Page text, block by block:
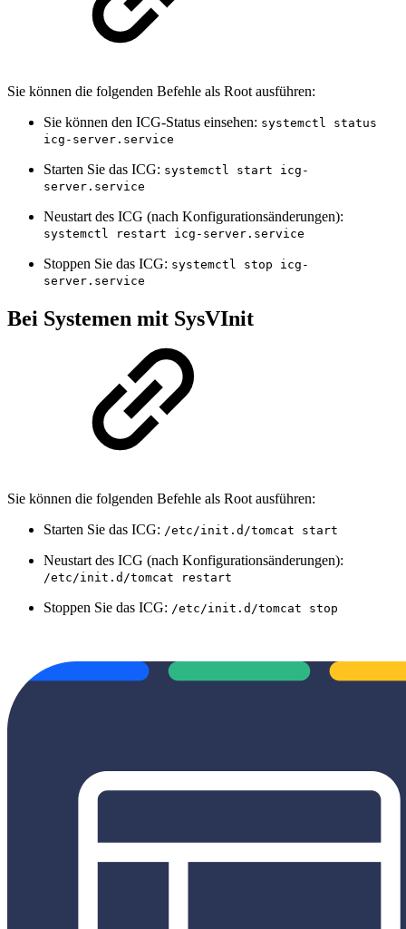
Sie können die folgenden Befehle als Root ausführen:
Sie können den ICG-Status einsehen: systemctl status
icg-server.service
Starten Sie das ICG: systemctl start icg-
server.service
Neustart des ICG (nach Konfigurationsänderungen):
systemctl restart icg-server.service
Stoppen Sie das ICG: systemctl stop icg-
server.service
Bei Systemen mit SysVInit
Sie können die folgenden Befehle als Root ausführen:
Starten Sie das ICG: /etc/init.d/tomcat start
Neustart des ICG (nach Konfigurationsänderungen):
/etc/init.d/tomcat restart
Stoppen Sie das ICG: /etc/init.d/tomcat stop